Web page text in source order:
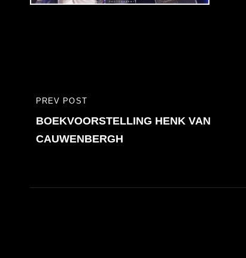
Bericht
navigatie
PREVIOUS
POST
PREV POST
BOEKVOORSTELLING HENK VAN
CAUWENBERGH